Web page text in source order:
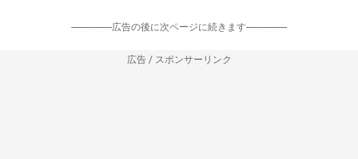
-----------------広告の後に次ページに続きます-----------------
広告 / スポンサーリンク